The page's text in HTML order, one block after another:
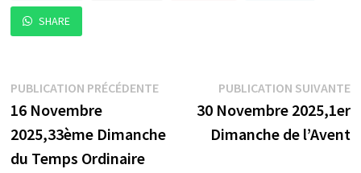
SHARE
Navigation
de
l’article
PUBLICATION PRÉCÉDENTEPublication
précédente :
16 Novembre
2025,33ème Dimanche
du Temps Ordinaire
PUBLICATION SUIVANTE
30 Novembre 2025,1er
Dimanche de l’Avent